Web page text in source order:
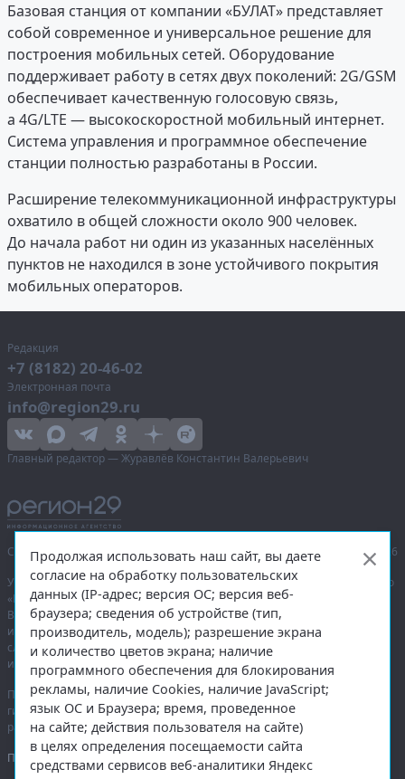
Базовая станция от компании «БУЛАТ» представляет
собой современное и универсальное решение для
построения мобильных сетей. Оборудование
поддерживает работу в сетях двух поколений: 2G/GSM
обеспечивает качественную голосовую связь,
а 4G/LTE — высокоскоростной мобильный интернет.
Система управления и программное обеспечение
станции полностью разработаны в России.
Расширение телекоммуникационной инфраструктуры
охватило в общей сложности около 900 человек.
До начала работ ни один из указанных населённых
пунктов не находился в зоне устойчивого покрытия
мобильных операторов.
Редакция
+7 (8182) 20-46-02
Электронная почта
info@region29.ru
Главный редактор — Журавлёв Константин Валерьевич
Сетевое издание «Информационное агентство Регион 29»,
© 2016–2026
Учредитель — общество с ограниченной ответственностью «Агентство
«Правда Севера».
Выписка из реестра зарегистрированных средств массовой
информации:ЭЛ № ФС 77-74226от 09.11.2018 выдано Федеральной
службой по надзору в сфере связи, информационных технологий
и массовых коммуникаций (Роскомнадзор).
При полном или частичном использовании любых материалов
гиперссылка на region29.ruобязательна. Копирование материалов без
разрешения администрации сайта запрещено.
Правовая информация
Продолжая использовать наш сайт, вы даете
согласие на обработку пользовательских
данных (IP-адрес; версия ОС; версия веб-
браузера; сведения об устройстве (тип,
производитель, модель); разрешение экрана
и количество цветов экрана; наличие
программного обеспечения для блокирования
рекламы, наличие Cookies, наличие JavaScript;
язык ОС и Браузера; время, проведенное
на сайте; действия пользователя на сайте)
в целях определения посещаемости сайта
средствами сервисов веб-аналитики Яндекс